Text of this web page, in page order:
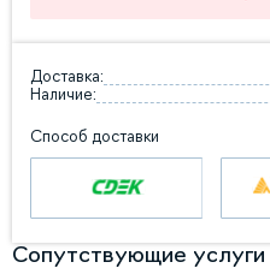
Доставка:
Наличие:
Способ доставки
Сопутствующие услуги